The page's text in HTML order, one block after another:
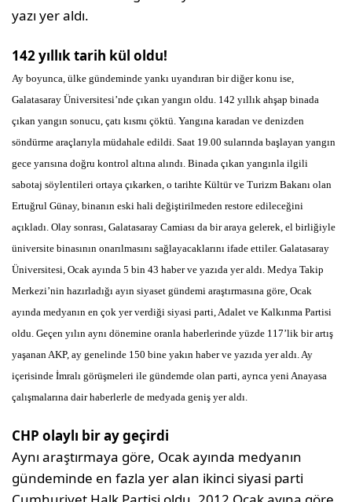
yazı yer aldı.
142 yıllık tarih kül oldu!
Ay boyunca, ülke gündeminde yankı uyandıran bir diğer konu ise,
Galatasaray Üniversitesi’nde çıkan yangın oldu. 142 yıllık ahşap binada
çıkan yangın sonucu, çatı kısmı çöktü. Yangına karadan ve denizden
söndürme araçlarıyla müdahale edildi. Saat 19.00 sularında başlayan yangın
gece yarısına doğru kontrol altına alındı. Binada çıkan yangınla ilgili
sabotaj söylentileri ortaya çıkarken, o tarihte Kültür ve Turizm Bakanı olan
Ertuğrul Günay, binanın eski hali değiştirilmeden restore edileceğini
açıkladı. Olay sonrası, Galatasaray Camiası da bir araya gelerek, el birliğiyle
üniversite binasının onarılmasını sağlayacaklarını ifade ettiler. Galatasaray
Üniversitesi, Ocak ayında 5 bin 43 haber ve yazıda yer aldı. Medya Takip
Merkezi’nin hazırladığı ayın siyaset gündemi araştırmasına göre, Ocak
ayında medyanın en çok yer verdiği siyasi parti, Adalet ve Kalkınma Partisi
oldu. Geçen yılın aynı dönemine oranla haberlerinde yüzde 117’lik bir artış
yaşanan AKP, ay genelinde 150 bine yakın haber ve yazıda yer aldı. Ay
içerisinde İmralı görüşmeleri ile gündemde olan parti, ayrıca yeni Anayasa
çalışmalarına dair haberlerle de medyada geniş yer aldı.
CHP olaylı bir ay geçirdi
Aynı araştırmaya göre, Ocak ayında medyanın
gündeminde en fazla yer alan ikinci siyasi parti